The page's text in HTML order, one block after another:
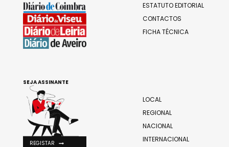
ESTATUTO EDITORIAL
CONTACTOS
FICHA TÉCNICA
LOCAL
REGIONAL
NACIONAL
INTERNACIONAL
SEJA ASSINANTE
REGISTAR